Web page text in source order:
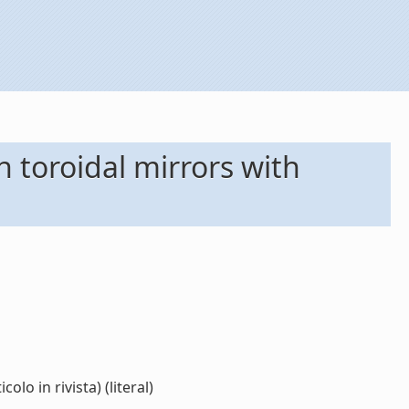
toroidal mirrors with
in rivista) (literal)